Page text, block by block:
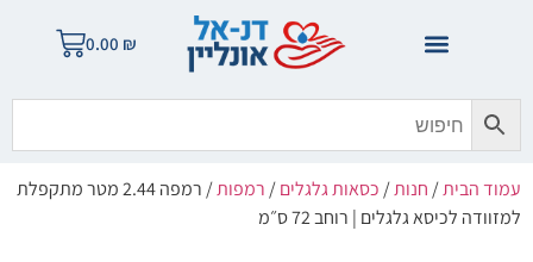
0.00 ₪
עמוד הבית/חנות/כסאות גלגלים/רמפות
/ רמפה 2.44 מטר מתקפלת
למזוודה לכיסא גלגלים | רוחב 72 ס״מ